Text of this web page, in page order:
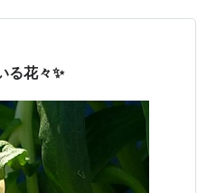
アルバは まだ咲いている 花
花柄カットすると次の花が
る花々✨